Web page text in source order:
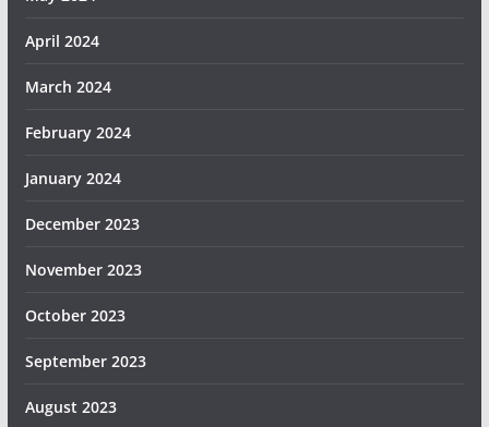
April 2024
March 2024
February 2024
January 2024
December 2023
November 2023
October 2023
September 2023
August 2023